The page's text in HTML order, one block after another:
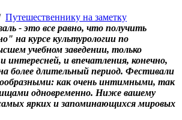
Путешественнику на заметку
- это все равно, что получить
на курсе культурологии по
учебном заведении, только
интересней, и впечатления, конечно,
более длительный период. Фестивали
как очень интимными, так
одновременно. Ниже вашему
ярких и запоминающихся мировых